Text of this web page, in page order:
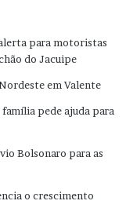
para motoristas
do Jacuipe
em Valente
pede ajuda para
Bolsonaro para as
o crescimento